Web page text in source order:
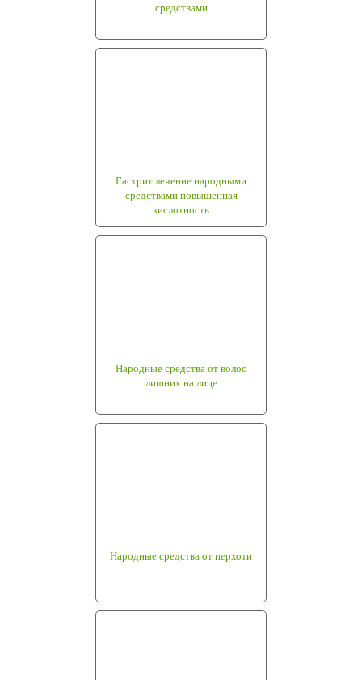
средствами
Гастрит лечение народными
средствами повышенная
кислотность
Народные средства от волос
лишних на лице
Народные средства от перхоти